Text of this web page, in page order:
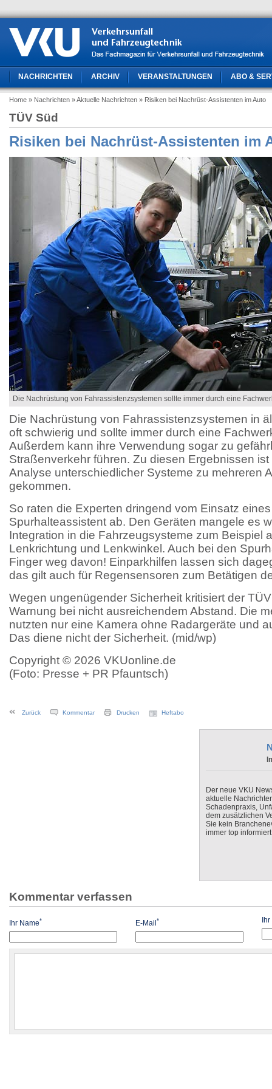
NACHRICHTEN ARCHIV VERANSTALTUNGEN ABO &
Home » Nachrichten » Aktuelle Nachrichten » Risiken bei Nachrüst-Assistenten im Auto
TÜV Süd
Risiken bei Nachrüst-Assistenten im
Die Nachrüstung von Fahrassistenzsystemen sollte immer durch eine
Die Nachrüstung von Fahrassistenzsystemen in
oft schwierig und sollte immer durch eine
Außerdem kann ihre Verwendung sogar zu
Straßenverkehr führen. Zu diesen Ergebnissen
Analyse unterschiedlicher Systeme zu mehreren
gekommen.
So raten die Experten dringend vom Einsatz
Spurhalteassistent ab. Den Geräten mangele es
Integration in die Fahrzeugsysteme zum Beispiel
Lenkrichtung und Lenkwinkel. Auch bei den
Finger weg davon! Einparkhilfen lassen sich
das gilt auch für Regensensoren zum Betätigen
Wegen ungenügender Sicherheit kritisiert der
Warnung bei nicht ausreichendem Abstand. Die
nutzten nur eine Kamera ohne Radargeräte und
Das diene nicht der Sicherheit. (mid/wp)
Copyright © 2026 VKUonline.de
(Foto: Presse + PR Pfauntsch)
Zurück Kommentar Drucken Heftabo
Der neue VKU
aktuelle
Schadenpraxis,
dem zusätzlichen
Sie kein
immer top
Kommentar verfassen
Ihr Name* E-Mail *